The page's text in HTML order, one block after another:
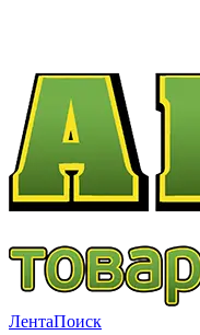
ЛентаПоиск